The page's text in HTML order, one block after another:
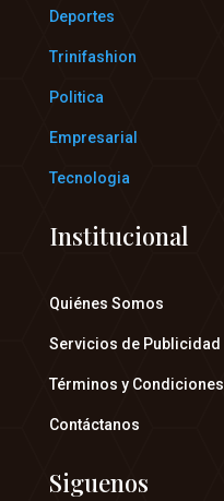
Deportes
Trinifashion
Politica
Empresarial
Tecnologia
Institucional
Quiénes Somos
Servicios de Publicidad
Términos y Condiciones
Contáctanos
Siguenos